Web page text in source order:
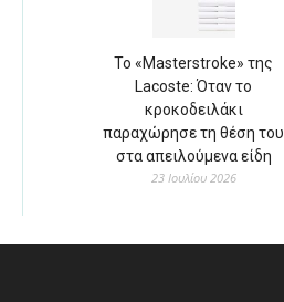
Το «Masterstroke» της
Lacoste: Όταν το
κροκοδειλάκι
παραχώρησε τη θέση του
στα απειλούμενα είδη
23 Ιουλίου 2026